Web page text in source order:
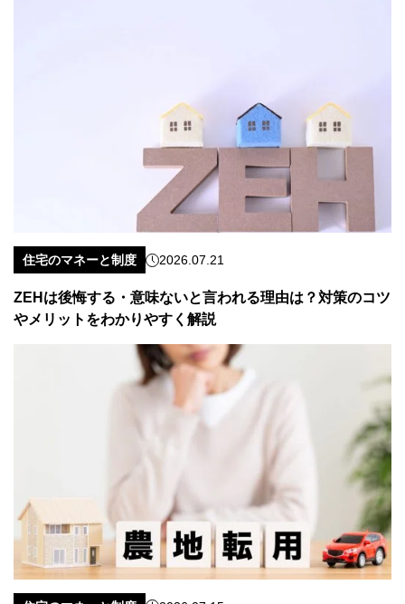
住宅のマネーと制度 2026.07.21
ZEHは後悔する・意味ないと言われる理由は？対策のコツ
やメリットをわかりやすく解説